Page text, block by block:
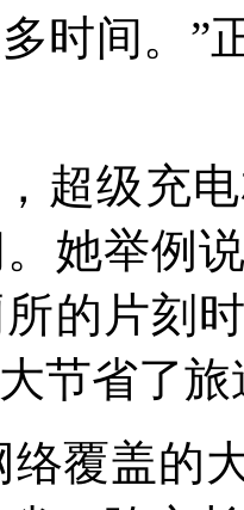
时间。”
超级充
她举例
的片刻
节省了
络覆盖的